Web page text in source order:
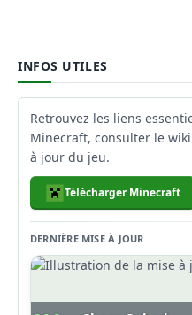
INFOS UTILES
Retrouvez les liens
Minecraft, consulter le
à jour du jeu.
Télécharger Minecraft
DERNIÈRE MISE À JOUR